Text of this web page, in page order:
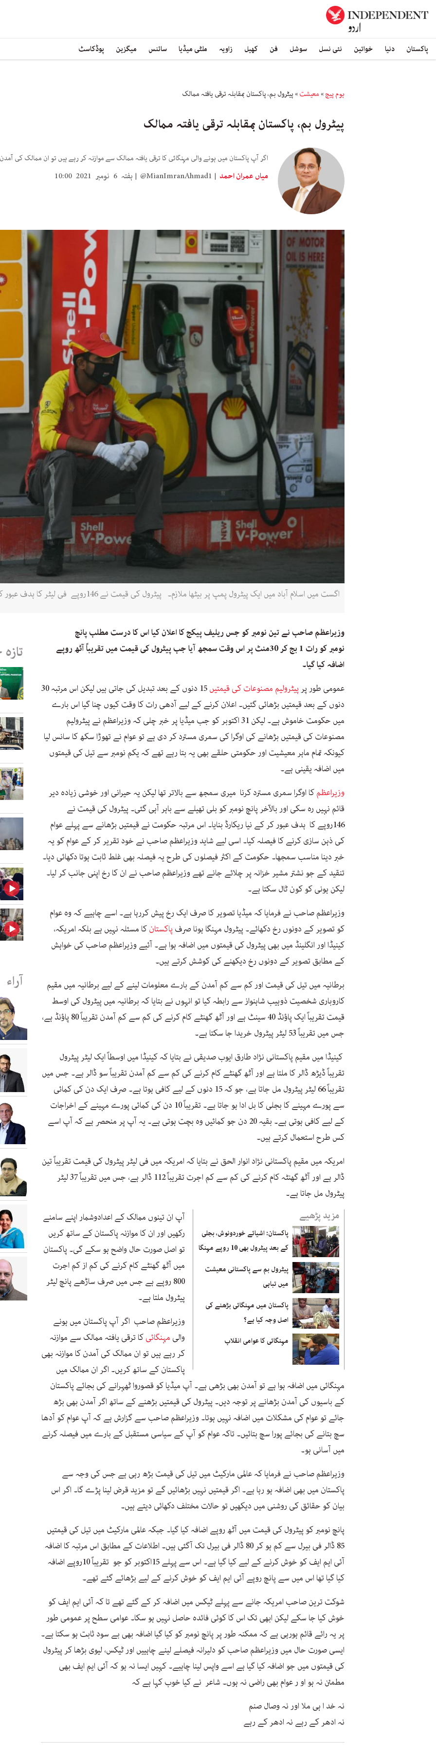
پاکستان دنیا خواتین نئی نسل سوشل فن کھیل زاویہ ملٹی میڈیا سائنس میگزین پوڈکاسٹ
ہوم پیچ» معیشت» پیٹرول بم، پاکستان بمقابلہ ترقی یافتہ ممالک
پیٹرول بم، پاکستان بمقابلہ ترقی یافتہ ممالک
اگر آپ پاکستان میں ہونے والی مہنگائی کا ترقی یافتہ ممالک سے موازنہ کر رہے ہیں تو ان ممالک کی
میاں عمران احمد @MianImranAhmad1 ہفتہ 6 نومبر 2021 10:00
اگست میں اسلام آباد میں ایک پیٹرول پمپ پر بیٹھا ملازم۔ پیٹرول کی قیمت نے 146روپے فی لیٹر کا ہدف عبور کر کے نیا ریکارڈ بنا دیا ہے (اے ایف پی)
وزیراعظم صاحب نے تین نومبر کو جس ریلیف پیکج کا اعلان کیا اس کا درست مطلب پانچ
نومبر کو رات 1 بج کر 30منٹ پر اس وقت سمجھ آیا جب پیٹرول کی قیمت میں تقریباً آٹھ روپے
اضافہ کیا گیا۔
عمومی طور پر پیٹرولیم مصنوعات کی قیمتیں
15 دنوں کے بعد تبدیل کی جاتی ہیں لیکن اس مرتبہ 30
دنوں کے بعد قیمتیں بڑھائی گئیں۔ اعلان کرنے کے لیے آدھی رات کا وقت کیوں چنا گیا اس بارے
میں حکومت خاموش ہے۔ لیکن 31 اکتوبر کو جب میڈیا پر خبر چلی کہ وزیراعظم نے پیٹرولیم
مصنوعات کی قیمتیں بڑھانے کی اوگرا کی سمری مسترد کر دی ہے تو عوام نے تھوڑا سکھ کا سانس لیا
کیونکہ تمام ماہر معیشیت اور حکومتی حلقے بھی یہ بتا رہے تھے کہ یکم نومبر سے تیل کی قیمتوں
میں اضافہ یقینی ہے۔
وزیراعظمکا اوگرا سمری مسترد کرنا میری سمجھ سے بالاتر تھا لیکن یہ حیرانی اور خوشی زیادہ دیر
قائم نہیں رہ سکی اور بالآخر پانچ نومبر کو بلی تھیلے سے باہر آہی گئی۔ پیٹرول کی قیمت نے
146روپے کا ہدف عبور کر کے نیا ریکارڈ بنایا۔ اس مرتبہ حکومت نے قیمتیں بڑھانے سے پہلے عوام
کی ذہن سازی کرنے کا فیصلہ کیا۔ اسی لیے شاید وزیراعظم صاحب نے خود تقریر کر کے عوام کو یہ
خبر دینا مناسب سمجھا۔ حکومت کے اکثر فیصلوں کی طرح یہ فیصلہ بھی غلط ثابت ہوتا دکھائی دیا۔
تنقید کے جو نشتر مشیر خزانہ پر چلائے جانے تھے وزیراعظم صاحب نے ان کا رخ اپنی جانب کر لیا۔
لیکن ہونی کو کون ٹال سکتا ہے۔
وزیراعظم صاحب نے فرمایا کہ میڈیا تصویر کا صرف ایک رخ پیش کررہا ہے۔ اسے چاہیے کہ وہ عوام
کو تصویر کے دونوں رخ دکھائے۔ پیٹرول مہنگا ہونا صرف پاکستانکا مسئلہ نہیں ہے بلکہ امریکہ،
کینیڈا اور انگلینڈ میں بھی پیٹرول کی قیمتوں میں اضافہ ہوا ہے۔ آئیے وزیراعظم صاحب کی خواہش
کے مطابق تصویر کے دونوں رخ دیکھنے کی کوشش کرتے ہیں۔
برطانیہ میں تیل کی قیمت اور کم سے کم آمدن کے بارے معلومات لینے کے لیے برطانیہ میں مقیم
کاروباری شخصیت ذوہیب شاہنواز سے رابطہ کیا تو انہوں نے بتایا کہ برطانیہ میں پیٹرول کی اوسط
قیمت تقریباً ایک پاؤنڈ 40 سینٹ ہے اور آٹھ گھنٹے کام کرنے کی کم سے کم آمدن تقریباً 80 پاؤنڈ ہے،
جس میں تقریباً 53 لیٹر پیٹرول خریدا جا سکتا ہے۔
کینیڈا میں مقیم پاکستانی نژاد طارق ایوب صدیقی نے بتایا کہ کینیڈا میں اوسطاً ایک لیٹر پیٹرول
تقریباً ڈیڑھ ڈالر کا ملتا ہے اور آٹھ گھنٹے کام کرنے کی کم سے کم آمدن تقریباً سو ڈالر ہے۔ جس میں
تقریباً 66 لیٹر پیٹرول مل جاتا ہے، جو کہ 15 دنوں کے لیے کافی ہوتا ہے۔ صرف ایک دن کی کمائی
سے پورے مہینے کا بجلی کا بل ادا ہو جاتا ہے۔ تقریباً 10 دن کی کمائی پورے مہینے کے اخراجات
کے لیے کافی ہوتی ہے۔ بقیہ 20 دن جو کمائیں وہ بچت ہوتی ہے۔ یہ آپ پر منحصر ہے کہ آپ اسے
کس طرح استعمال کرتے ہیں۔
امریکہ میں مقیم پاکستانی نژاد انوار الحق نے بتایا کہ امریکہ میں فی لیٹر پیٹرول کی قیمت تقریباً تین
ڈالر ہے اور آٹھ گھنٹہ کام کرنے کی کم سے کم اجرت تقریباً 112 ڈالر ہے، جس میں تقریباً 37 لیٹر
پیٹرول مل جاتا ہے۔
مزید پڑھیے
پاکستان: اشیائے خوردونوش، بجلی
کے بعد پیٹرول بھی 10 روپے مہنگا
پیٹرول بم سے پاکستانی معیشت
میں تباہی
پاکستان میں مہنگائی بڑھنے کی
اصل وجہ کیا ہے؟
مہنگائی کا عوامی انقلاب
آپ ان تینوں ممالک کے اعدادوشمار اپنے سامنے
رکھیں اور ان کا موازنہ پاکستان کے ساتھ کریں
تو اصل صورت حال واضح ہو سکے گی۔ پاکستان
میں آٹھ گھنٹے کام کرنے کی کم از کم اجرت
800 روپے ہے جس میں صرف ساڑھے پانچ لیٹر
پیٹرول ملتا ہے۔
وزیراعظم صاحب اگر آپ پاکستان میں ہونے
والی مہنگائیکا ترقی یافتہ ممالک سے موازنہ
کر رہے ہیں تو ان ممالک کی آمدن کا موازنہ بھی
پاکستان کے ساتھ کریں۔ اگر ان ممالک میں
مہنگائی میں اضافہ ہوا ہے تو آمدن بھی بڑھی ہے۔ آپ میڈیا کو قصوروا ٹھہرانے کی بجائے پاکستان
کے باسیوں کی آمدن بڑھانے پر توجہ دیں۔ پیٹرول کی قیمتیں بڑھنے کے ساتھ اگر آمدن بھی بڑھ
جائے تو عوام کی مشکلات میں اضافہ نہیں ہوتا۔ وزیراعظم صاحب سے گزارش ہے کہ آپ عوام کو آدھا
سچ بتانے کی بجائے پورا سچ بتائیں۔ تاکہ عوام کو آپ کے سیاسی مستقبل کے بارے میں فیصلہ کرنے
میں آسانی ہو۔
وزیراعظم صاحب نے فرمایا کہ عالمی مارکیٹ میں تیل کی قیمت بڑھ رہی ہے جس کی وجہ سے
پاکستان میں بھی اضافہ ہو رہا ہے۔ اگر قیمتیں نہیں بڑھائیں گے تو مزید قرض لینا پڑے گا۔ اگر اس
بیان کو حقائق کی روشنی میں دیکھیں تو حالات مختلف دکھائی دیتے ہیں۔
پانچ نومبر کو پیٹرول کی قیمت میں آٹھ روپے اضافہ کیا گیا۔ جبکہ عالمی مارکیٹ میں تیل کی قیمتیں
85 ڈالر فی بیرل سے کم ہو کر 80 ڈالر فی بیرل تک آگئی ہیں۔ اطلاعات کے مطابق اس مرتبہ کا اضافہ
آئی ایم ایف کو خوش کرنے کے لیے کیا گیا ہے۔ اس سے پہلے 15اکتوبر کو جو تقریباً 10روپے اضافہ
کیا گیا تھا اس میں سے پانچ روپے آئی ایم ایف کو خوش کرنے کے لیے بڑھائے گئے تھے۔
شوکت ترین صاحب امریکہ جانے سے پہلے ٹیکس میں اضافہ کر کے گئے تھے تا کہ آئی ایم ایف کو
خوش کیا جا سکے لیکن ابھی تک اس کا کوئی فائدہ حاصل نہیں ہو سکا۔ عوامی سطح پر عمومی طور
پر یہ رائے قائم ہورہی ہے کہ ممکنہ طور پر پانچ نومبر کو کیا گیا اضافہ بھی بے سود ثابت ہو سکتا ہے۔
ایسی صورت حال میں وزیراعظم صاحب کو دلیرانہ فیصلے لینے چاہییں اور ٹیکس، لیوی بڑھا کر پیٹرول
کی قیمتوں میں جو اضافہ کیا گیا ہے اسے واپس لینا چاہیے۔ کہیں ایسا نہ ہو کہ آئی ایم ایف بھی
مطمئن نہ ہو او ر عوام بھی راضی نہ ہوں۔ شاعر نے کیا خوب کہا ہے کہ
نہ خد ا ہی ملا اور نہ وصال صنم
نہ ادھر کے رہے نہ ادھر کے رہے
آراء